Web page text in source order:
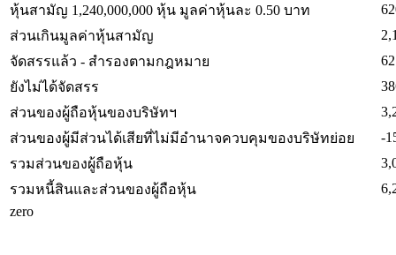
หุ้นสามัญ 1,240,000,000 หุ้น มูลค่าหุ้นละ 0.50 บาท
ส่วนเกินมูลค่าหุ้นสามัญ
จัดสรรแล้ว - สำรองตามกฎหมาย
ยังไม่ได้จัดสรร
ส่วนของผู้ถือหุ้นของบริษัทฯ
ส่วนของผู้มีส่วนได้เสียที่ไม่มีอำนาจควบคุมของบริษัทย่อย
-
รวมส่วนของผู้ถือหุ้น
รวมหนี้สินและส่วนของผู้ถือหุ้น
zero